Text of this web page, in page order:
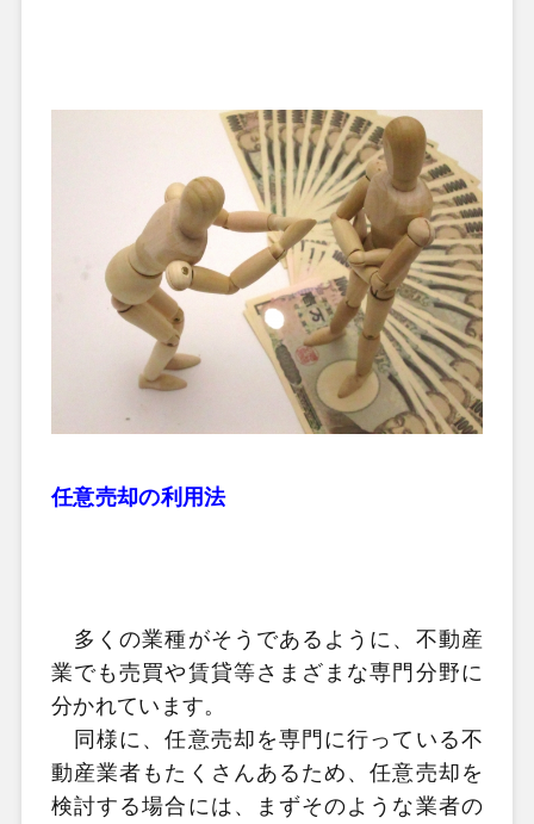
任意売却の利用法
多くの業種がそうであるように、不動産
業でも売買や賃貸等さまざまな専門分野に
分かれています。
同様に、任意売却を専門に行っている不
動産業者もたくさんあるため、任意売却を
検討する場合には、まずそのような業者の